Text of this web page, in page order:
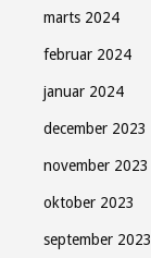
marts 2024
februar 2024
januar 2024
december 2023
november 2023
oktober 2023
september 2023